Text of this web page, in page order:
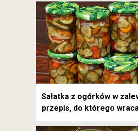
Sałatka z ogórków w
przepis, do którego